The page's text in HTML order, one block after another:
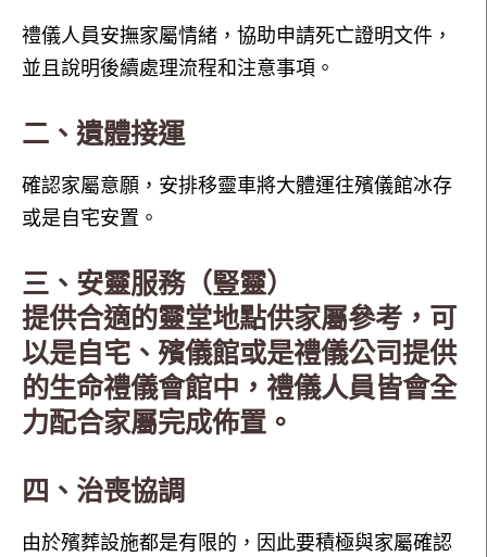
禮儀人員安撫家屬情緒，協助申請死亡證明文件，
並且說明後續處理流程和注意事項。
二、遺體接運
確認家屬意願，安排移靈車將大體運往殯儀館冰存
或是自宅安置。
三、安靈服務（豎靈）
提供合適的靈堂地點供家屬參考，可
以是自宅、殯儀館或是禮儀公司提供
的生命禮儀會館中，禮儀人員皆會全
力配合家屬完成佈置。
四、治喪協調
由於殯葬設施都是有限的，因此要積極與家屬確認